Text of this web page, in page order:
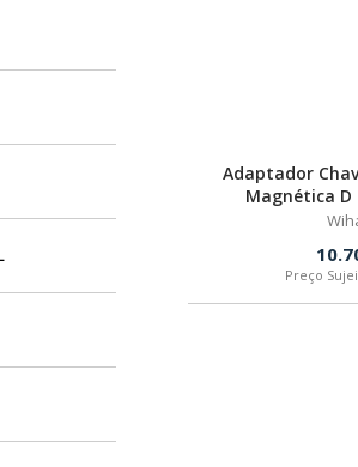
Adaptador
Magnética D
Preço